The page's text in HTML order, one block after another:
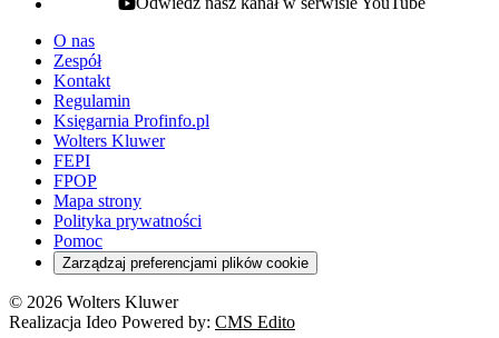
youtube - otwiera się w nowej karcie
O nas
Zespół
Kontakt
Regulamin
Księgarnia Profinfo.pl
Wolters Kluwer
FEPI
FPOP
Mapa strony
Polityka prywatności
Pomoc
Zarządzaj preferencjami plików cookie
© 2026 Wolters Kluwer
Realizacja Ideo Powered by: CMS Edito